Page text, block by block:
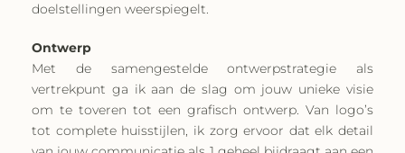
doelstellingen weerspiegelt.
Ontwerp
Met de samengestelde ontwerpstrategie als
vertrekpunt ga ik aan de slag om jouw unieke visie
om te toveren tot een grafisch ontwerp. Van logo’s
tot complete huisstijlen, ik zorg ervoor dat elk detail